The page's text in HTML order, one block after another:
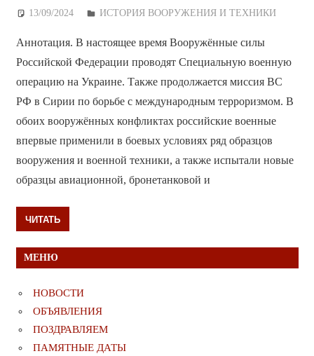
13/09/2024 Дежурный по Редакции
ИСТОРИЯ ВООРУЖЕНИЯ И ТЕХНИКИ
Аннотация. В настоящее время Вооружённые силы
Российской Федерации проводят Специальную военную
операцию на Украине. Также продолжается миссия ВС
РФ в Сирии по борьбе с международным терроризмом. В
обоих вооружённых конфликтах российские военные
впервые применили в боевых условиях ряд образцов
вооружения и военной техники, а также испытали новые
образцы авиационной, бронетанковой и
ЧИТАТЬ
МЕНЮ
НОВОСТИ
ОБЪЯВЛЕНИЯ
ПОЗДРАВЛЯЕМ
ПАМЯТНЫЕ ДАТЫ